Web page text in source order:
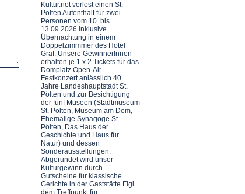
Kultur.net verlost einen St.
Pölten Aufenthalt für zwei
Personen vom 10. bis
13.09.2026 inklusive
Übernachtung in einem
Doppelzimmmer des Hotel
Graf. Unsere GewinnerInnen
erhalten je 1 x 2 Tickets für das
Domplatz Open-Air -
Festkonzert anlässlich 40
Jahre Landeshauptstadt St.
Pölten und zur Besichtigung
der fünf Museen (Stadtmuseum
St. Pölten, Museum am Dom,
Ehemalige Synagoge St.
Pölten, Das Haus der
Geschichte und Haus für
Natur) und dessen
Sonderausstellungen.
Abgerundet wird unser
Kulturgewinn durch
Gutscheine für klassische
Gerichte in der Gaststätte Figl